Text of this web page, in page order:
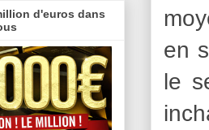
en
le
d'euros dans